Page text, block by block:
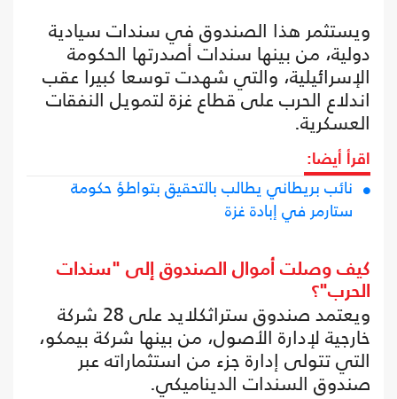
ويستثمر هذا الصندوق في سندات سيادية
دولية، من بينها سندات أصدرتها الحكومة
الإسرائيلية، والتي شهدت توسعا كبيرا عقب
اندلاع الحرب على قطاع غزة لتمويل النفقات
العسكرية.
اقرأ أيضا:
نائب بريطاني يطالب بالتحقيق بتواطؤ حكومة
ستارمر في إبادة غزة
كيف وصلت أموال الصندوق إلى "سندات
الحرب"؟
ويعتمد صندوق ستراثكلايد على 28 شركة
خارجية لإدارة الأصول، من بينها شركة بيمكو،
التي تتولى إدارة جزء من استثماراته عبر
صندوق السندات الديناميكي.